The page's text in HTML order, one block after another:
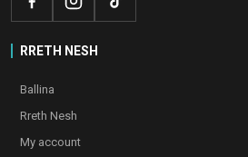
RRETH NESH
Ballina
Rreth Nesh
My account